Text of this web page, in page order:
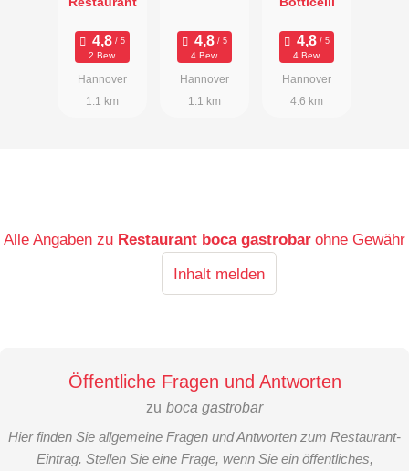
2 Bew.
Hannover
1.1 km
4 Bew.
Hannover
1.1 km
4 Bew.
Hannover
4.6 km
Alle Angaben zu Restaurant boca gastrobar ohne Gewähr
Inhalt melden
Öffentliche Fragen und Antworten
zu boca gastrobar
Hier finden Sie allgemeine Fragen und Antworten zum Restaurant-
Eintrag. Stellen Sie eine Frage, wenn Sie ein öffentliches,